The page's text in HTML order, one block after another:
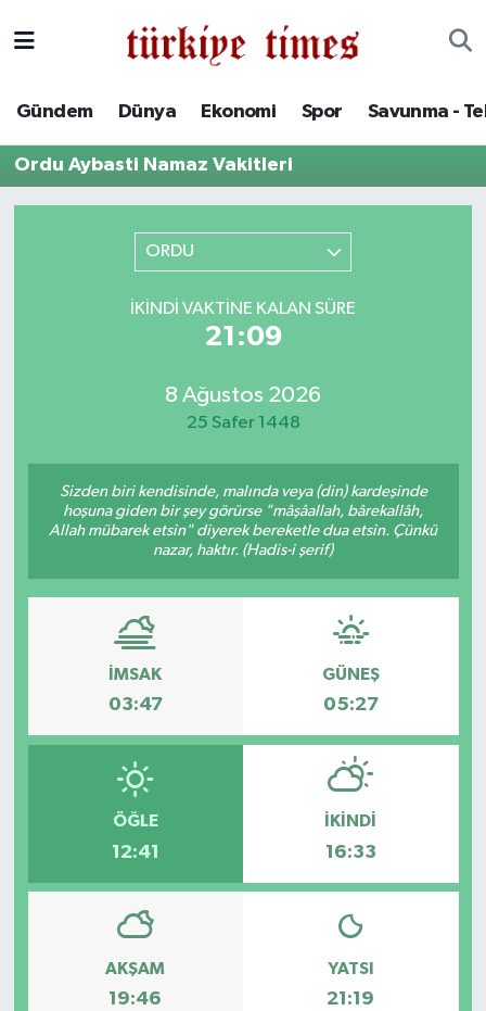
Gündem Dünya Ekonomi Spor Savunma -
Ordu Aybasti Namaz Vakitleri
ORDU
İKINDI VAKTINE KALAN SÜRE
21:09
8 Ağustos 2026
25 Safer 1448
Sizden biri kendisinde, malında veya (din) kardeşinde
hoşuna giden bir şey görürse "mâşâallah, bârekallâh,
Allah mübarek etsin" diyerek bereketle dua etsin. Çünkü
nazar, haktır. (Hadis-i şerif)
İMSAK
03:47
GÜNEŞ
05:27
ÖĞLE
12:41
İKINDI
16:33
AKŞAM
19:46
YATSI
21:19
Ekonomi
Savunma - Teknoloji
Süper Lig Puan Durumu ve Fikstür
Tüm Manşetler
Son Dakika Haberleri